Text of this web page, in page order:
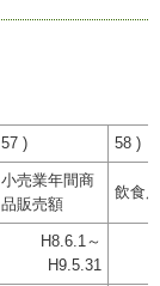
57 ) 58 )
小売業年間商
品販売額
飲食
H8.6.1～
H9.5.31